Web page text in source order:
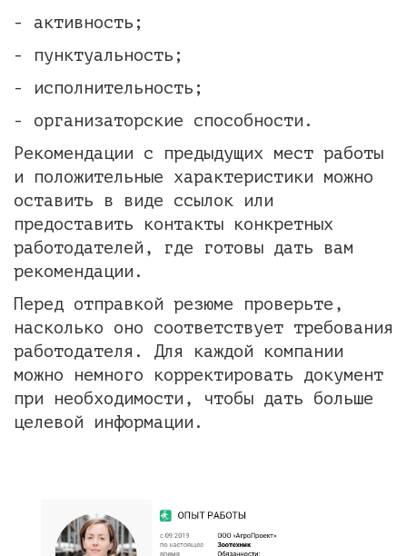
- активность;
- пунктуальность;
- исполнительность;
- организаторские способности.
Рекомендации с предыдущих мест работы
и положительные характеристики можно
оставить в виде ссылок или
предоставить контакты конкретных
работодателей, где готовы дать вам
рекомендации.
Перед отправкой резюме проверьте,
насколько оно соответствует требования
работодателя. Для каждой компании
можно немного корректировать документ
при необходимости, чтобы дать больше
целевой информации.